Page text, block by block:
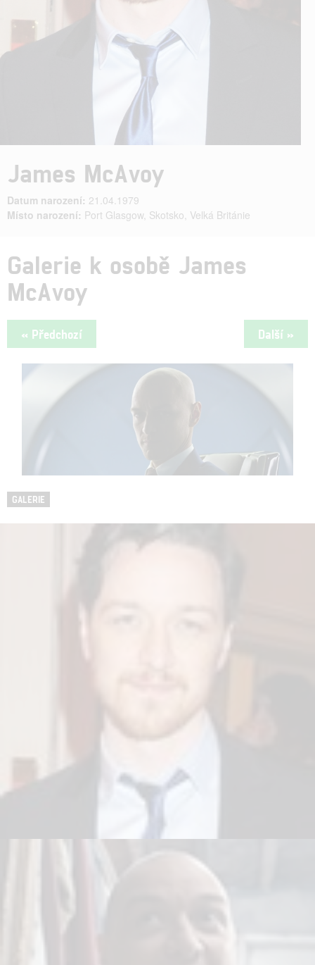
James McAvoy
Datum narození: 21.04.1979
Místo narození: Port Glasgow, Skotsko, Velká Británie
Galerie k osobě James
McAvoy
« Předchozí Další »
GALERIE